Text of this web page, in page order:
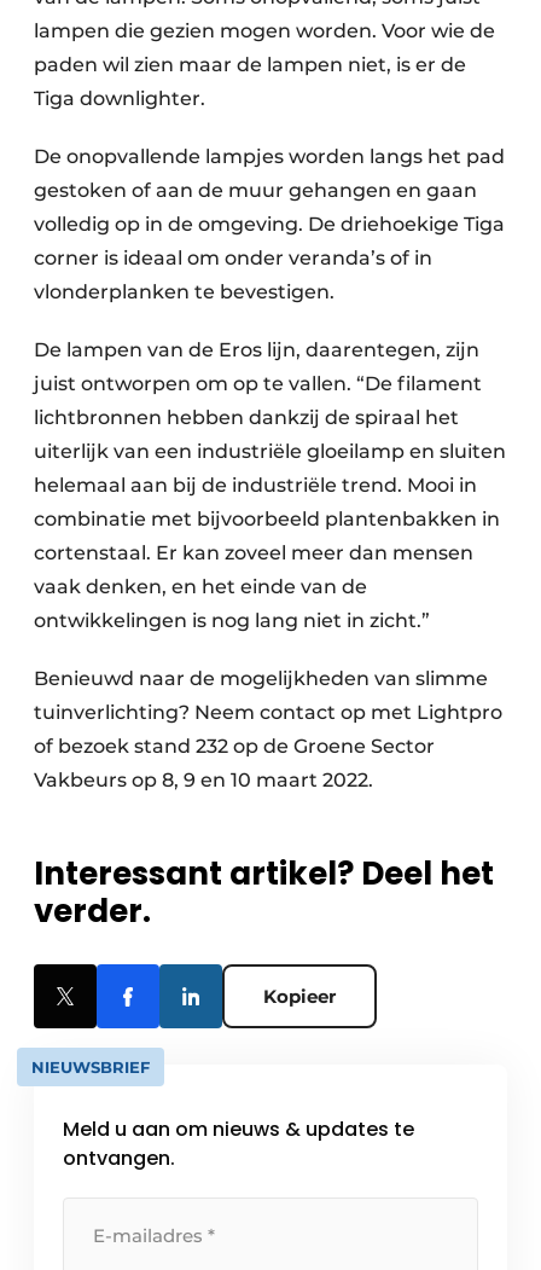
lampen die gezien mogen worden. Voor wie de
paden wil zien maar de lampen niet, is er de
Tiga downlighter.
De onopvallende lampjes worden langs het pad
gestoken of aan de muur gehangen en gaan
volledig op in de omgeving. De driehoekige Tiga
corner is ideaal om onder veranda’s of in
vlonderplanken te bevestigen.
De lampen van de Eros lijn, daarentegen, zijn
juist ontworpen om op te vallen. “De filament
lichtbronnen hebben dankzij de spiraal het
uiterlijk van een industriële gloeilamp en sluiten
helemaal aan bij de industriële trend. Mooi in
combinatie met bijvoorbeeld plantenbakken in
cortenstaal. Er kan zoveel meer dan mensen
vaak denken, en het einde van de
ontwikkelingen is nog lang niet in zicht.”
Benieuwd naar de mogelijkheden van slimme
tuinverlichting? Neem contact op met Lightpro
of bezoek stand 232 op de Groene Sector
Vakbeurs op 8, 9 en 10 maart 2022.
Interessant artikel? Deel het
verder.
Kopieer
NIEUWSBRIEF
Meld u aan om nieuws & updates te
ontvangen.